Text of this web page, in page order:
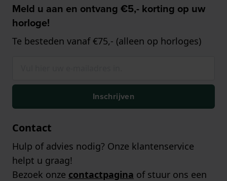
Meld u aan en ontvang €5,- korting op uw
horloge!
Te besteden vanaf €75,- (alleen op horloges)
Inschrijven
Contact
Hulp of advies nodig? Onze klantenservice
helpt u graag!
Bezoek onze contactpagina of stuur ons een